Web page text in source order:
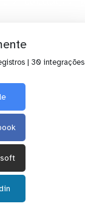
| 30 integrações